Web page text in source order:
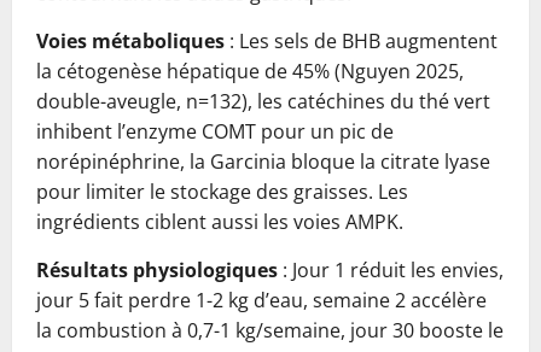
Voies métaboliques : Les sels de BHB augmentent
la cétogenèse hépatique de 45% (Nguyen 2025,
double-aveugle, n=132), les catéchines du thé vert
inhibent l’enzyme COMT pour un pic de
norépinéphrine, la Garcinia bloque la citrate lyase
pour limiter le stockage des graisses. Les
ingrédients ciblent aussi les voies AMPK.
Résultats physiologiques : Jour 1 réduit les envies,
jour 5 fait perdre 1-2 kg d’eau, semaine 2 accélère
la combustion à 0,7-1 kg/semaine, jour 30 booste le